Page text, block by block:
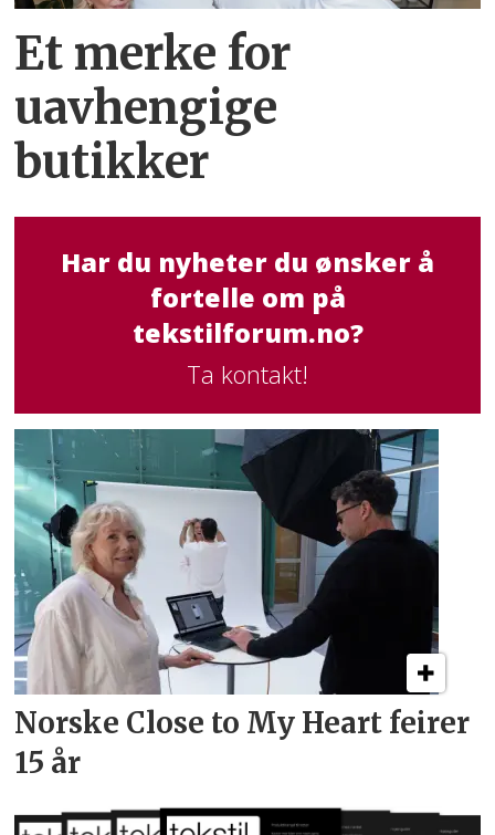
Et merke for
uavhengige
butikker
Har du nyheter du ønsker å
fortelle om på
tekstilforum.no?
Ta kontakt!
Norske Close to My Heart feirer
15 år